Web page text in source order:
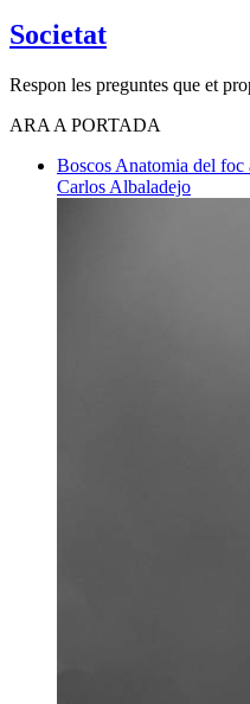
Societat
Respon les preguntes que et
ARA A PORTADA
Boscos Anatomia del foc
Carlos Albaladejo